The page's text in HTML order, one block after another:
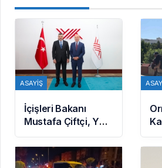
ASAYIŞ
İçişleri Bakanı
Mustafa Çiftçi, YÖK
Başkanı Erol Özvar’ı
Ziyaret Etti